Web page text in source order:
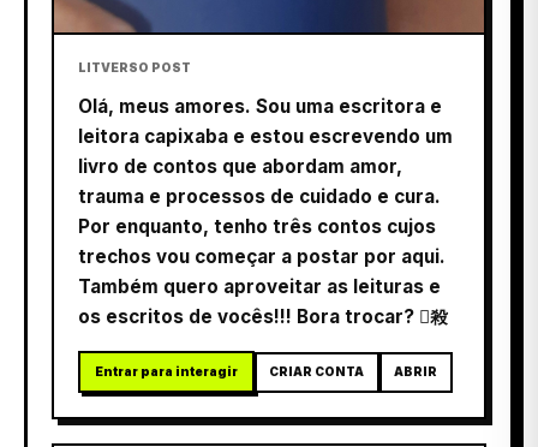
LITVERSO POST
Olá, meus amores. Sou uma escritora e
leitora capixaba e estou escrevendo um
livro de contos que abordam amor,
trauma e processos de cuidado e cura.
Por enquanto, tenho três contos cujos
trechos vou começar a postar por aqui.
Também quero aproveitar as leituras e
os escritos de vocês!!! Bora trocar? 殺
Entrar para interagir CRIAR CONTA ABRIR